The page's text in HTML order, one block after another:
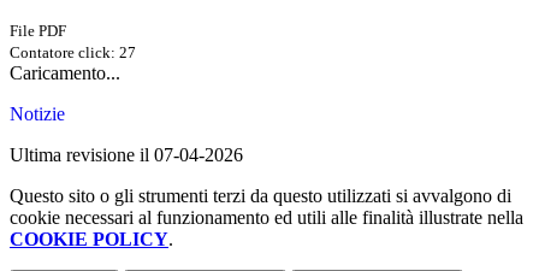
File PDF
Contatore click: 27
Caricamento...
Notizie
Ultima revisione il 07-04-2026
Questo sito o gli strumenti terzi da questo utilizzati si avvalgono di
cookie necessari al funzionamento ed utili alle finalità illustrate nella
COOKIE POLICY.